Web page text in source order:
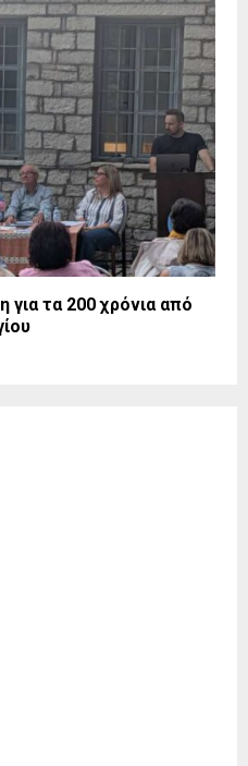
τα 200 χρόνια από